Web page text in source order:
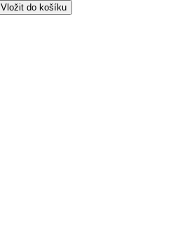
Vložit do košíku